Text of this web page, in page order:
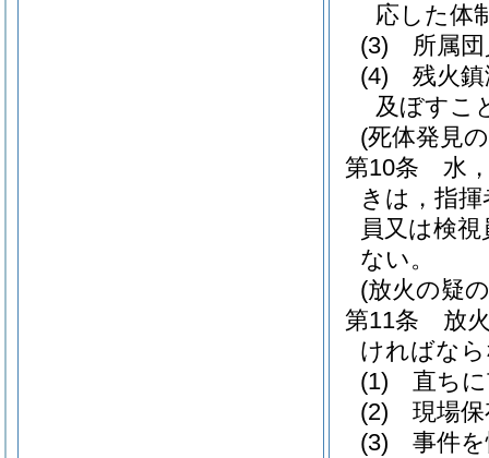
応した体
(3)
所属
(4)
残火
及ぼすこ
(死体発見
第10条
水
きは，指
員又は検
ない。
(放火の疑
第11条
放
ければな
(1)
直ち
(2)
現場
(3)
事件